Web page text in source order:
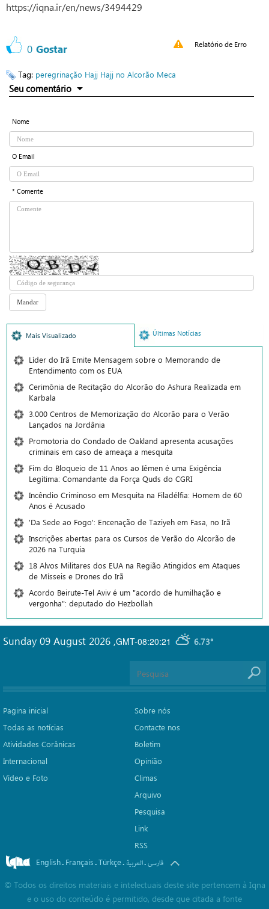
https://iqna.ir/en/news/3494429
0 Gostar Relatório de Erro
Tag: peregrinação Hajj Hajj no Alcorão Meca
Seu comentário
Nome
O Email
* Comente
Mais Visualizado Últimas Notícias
Líder do Irã Emite Mensagem sobre o Memorando de
Entendimento com os EUA
Cerimônia de Recitação do Alcorão do Ashura Realizada em
Karbala
3.000 Centros de Memorização do Alcorão para o Verão
Lançados na Jordânia
Promotoria do Condado de Oakland apresenta acusações
criminais em caso de ameaça a mesquita
Fim do Bloqueio de 11 Anos ao Iêmen é uma Exigência
Legítima: Comandante da Força Quds do CGRI
Incêndio Criminoso em Mesquita na Filadélfia: Homem de 60
Anos é Acusado
'Da Sede ao Fogo': Encenação de Taziyeh em Fasa, no Irã
Inscrições abertas para os Cursos de Verão do Alcorão de
2026 na Turquia
18 Alvos Militares dos EUA na Região Atingidos em Ataques
de Mísseis e Drones do Irã
Acordo Beirute-Tel Aviv é um "acordo de humilhação e
vergonha": deputado do Hezbollah
GMT-08:20:21 6.73°
Sunday 09 August 2026 ,
Pagina inicial
Todas as notícias
Atividades Corânicas
Internacional
Vídeo e Foto
Sobre nós
Contacte nos
Boletim
Opinião
Climas
Arquivo
Pesquisa
Link
RSS
English. Français.Türkçe. العربیة.فارسی
© Todos os direitos materiais e intelectuais deste site pertencem à Iqna
e o uso do conteúdo é permitido, desde que citada a fonte